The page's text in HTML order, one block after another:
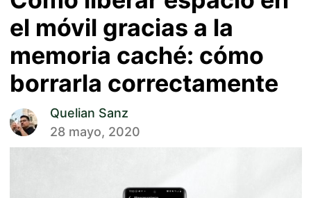
el móvil gracias a la
memoria caché: cómo
borrarla correctamente
Quelian Sanz
28 mayo, 2020